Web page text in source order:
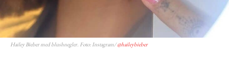
Hailey Bieber med blushnegler. Foto: Instagram/@haileybieber